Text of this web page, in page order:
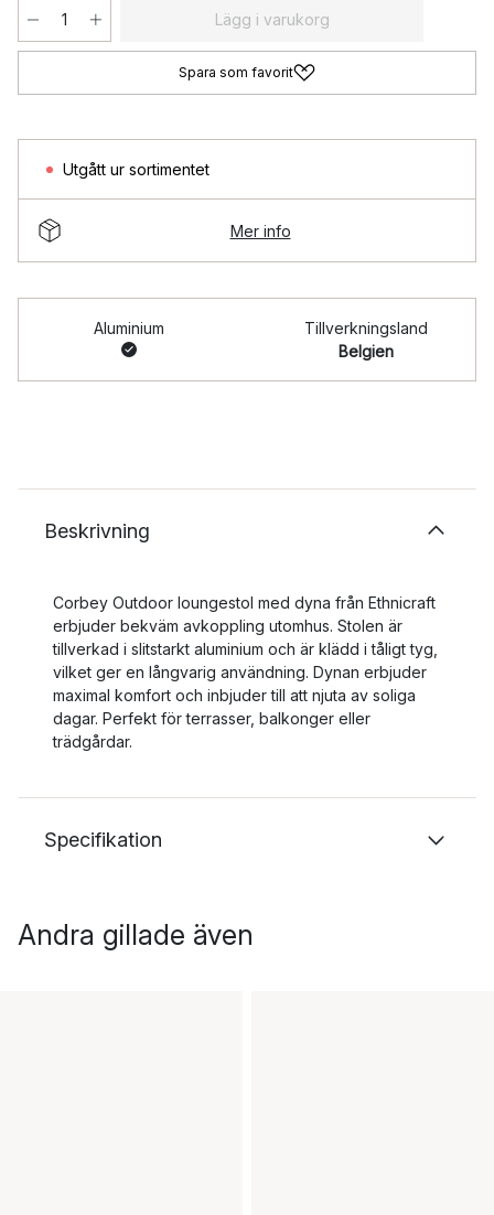
Lägg i varukorg
Spara som favorit
Utgått ur sortimentet
Mer info
Aluminium
Tillverkningsland
Belgien
Beskrivning
Corbey Outdoor loungestol med dyna från Ethnicraft
erbjuder bekväm avkoppling utomhus. Stolen är
tillverkad i slitstarkt aluminium och är klädd i tåligt tyg,
vilket ger en långvarig användning. Dynan erbjuder
maximal komfort och inbjuder till att njuta av soliga
dagar. Perfekt för terrasser, balkonger eller
trädgårdar.
Specifikation
Andra gillade även